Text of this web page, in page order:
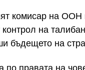
комисар на
на
бъдещето на